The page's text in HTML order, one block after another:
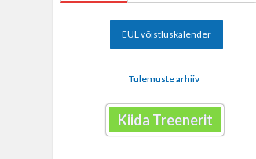
EUL võistluskalender
Tulemuste arhiiv
Kiida Treenerit